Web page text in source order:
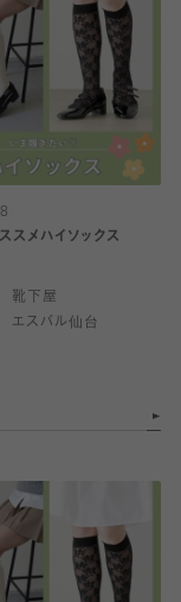
スメハイソックス
靴下屋
エスパル仙台